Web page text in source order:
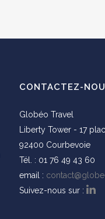
CONTACTEZ-
Globéo Travel
Liberty Tower - 17
92400 Courbevoie
Tél. : 01 76 49 43 60
email :
Suivez-nous sur :